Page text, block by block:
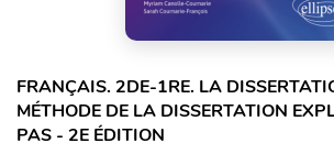
FRANÇAIS. 2DE-1RE. LA
MÉTHODE DE LA DISSERTATION
PAS - 2E ÉDITION